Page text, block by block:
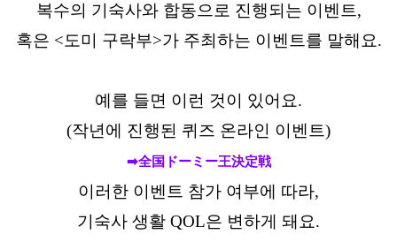
복수의 기숙사와 합동으로 진행되는 이벤트,
혹은 <도미 구락부>가 주최하는 이벤트를 말해요.
예를 들면 이런 것이 있어요.
(작년에 진행된 퀴즈 온라인 이벤트)
➡全国ドーミー王決定戦
이러한 이벤트 참가 여부에 따라,
기숙사 생활 QOL은 변하게 돼요.